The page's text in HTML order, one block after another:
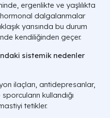
ergenlikte ve yaşlılıkta
dalgalanmalar
yarısında bu durum
kendiliğinden geçer.
sistemik nedenler
ilaçları, antidepresanlar,
kullandığı
tetikler.